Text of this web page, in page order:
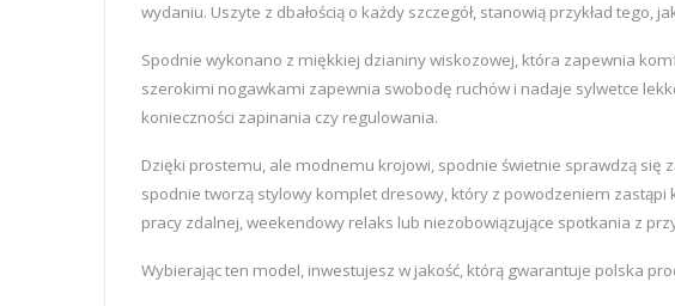
wydaniu. Uszyte z dbałością o każdy szczegół, stanowią przykład
Spodnie wykonano z miękkiej dzianiny wiskozowej, która zapewnia
szerokimi nogawkami zapewnia swobodę ruchów i nadaje sylwetce
konieczności zapinania czy regulowania.
Dzięki prostemu, ale modnemu krojowi, spodnie świetnie sprawdzą się
spodnie tworzą stylowy komplet dresowy, który z powodzeniem
pracy zdalnej, weekendowy relaks lub niezobowiązujące spotkania z
Wybierając ten model, inwestujesz w jakość, którą gwarantuje polska